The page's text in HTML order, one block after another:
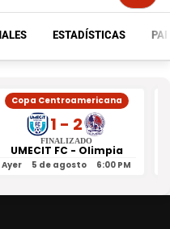
ESTADÍSTICAS
Copa Centroamericana
1 - 2
FINALIZADO
UMECIT FC - Olimpia
Ayer 5 de agosto 6:00 PM